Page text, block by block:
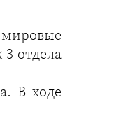
отдела
В ходе